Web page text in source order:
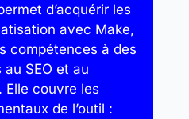
d’acquérir les
avec Make,
compétences à des
SEO et au
Elle couvre les
de l’outil :